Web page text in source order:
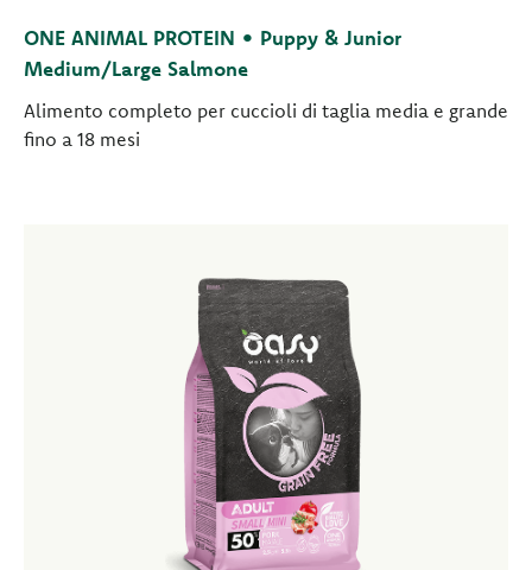
ONE ANIMAL PROTEIN • Puppy & Junior
Medium/Large Salmone
Alimento completo per cuccioli di taglia media e grande
fino a 18 mesi